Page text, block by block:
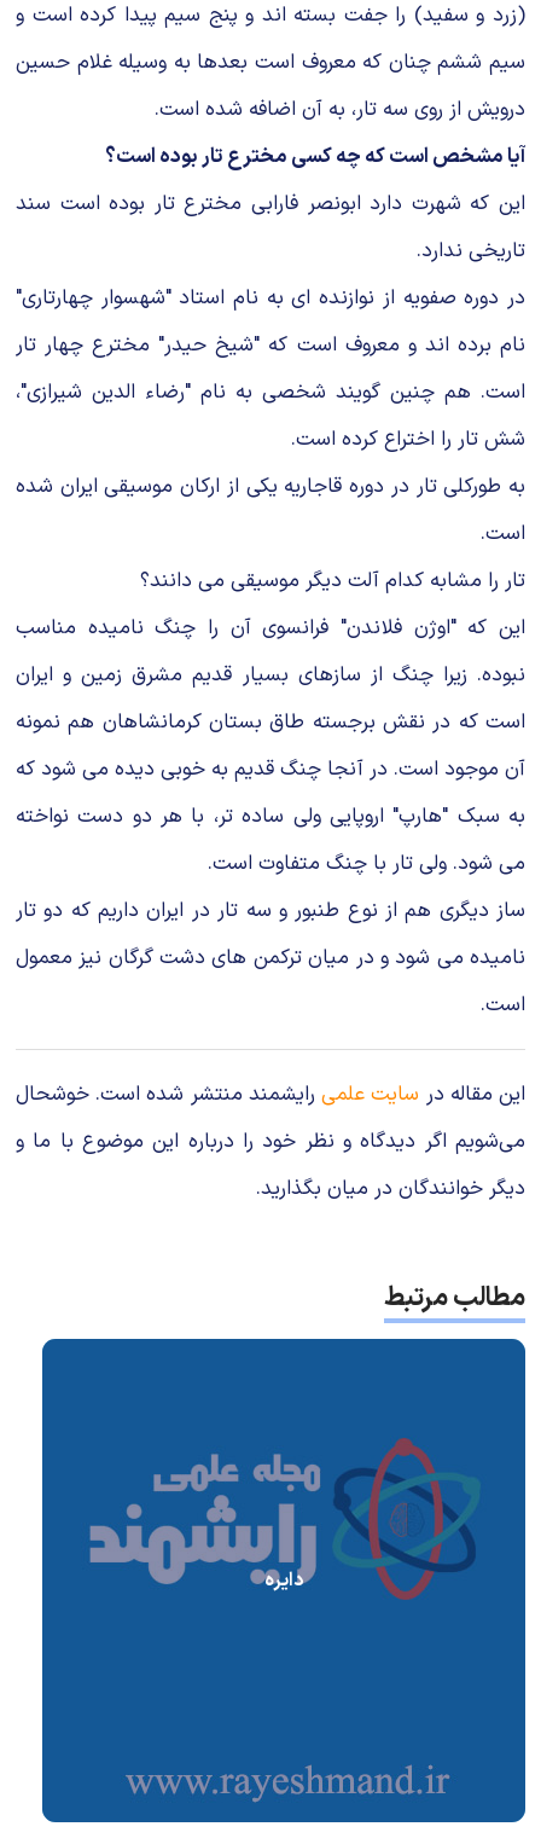
(زرد و سفید) را جفت بسته اند و پنج سیم پیدا کرده است و
سیم ششم چنان که معروف است بعدها به وسیله غلام حسین
درویش از روی سه تار، به آن اضافه شده است.
آیا مشخص است که چه کسی مخترع تار بوده است؟
این که شهرت دارد ابونصر فارابی مخترع تار بوده است سند
تاریخی ندارد.
در دوره صفویه از نوازنده ای به نام استاد "شهسوار چهارتاری"
نام برده اند و معروف است که "شیخ حیدر" مخترع چهار تار
است. هم چنین گویند شخصی به نام "رضاء الدین شیرازی"،
شش تار را اختراع کرده است.
به طورکلی تار در دوره قاجاریه یکی از ارکان موسیقی ایران شده
است.
تار را مشابه کدام آلت دیگر موسیقی می دانند؟
این که "اوژن فلاندن" فرانسوی آن را چنگ نامیده مناسب
نبوده. زیرا چنگ از سازهای بسیار قدیم مشرق زمین و ایران
است که در نقش برجسته طاق بستان کرمانشاهان هم نمونه
آن موجود است. در آنجا چنگ قدیم به خوبی دیده می شود که
به سبک "هارپ" اروپایی ولی ساده تر، با هر دو دست نواخته
می شود. ولی تار با چنگ متفاوت است.
ساز دیگری هم از نوع طنبور و سه تار در ایران داریم که دو تار
نامیده می شود و در میان ترکمن های دشت گرگان نیز معمول
است.
این مقاله در سایت علمیرایشمند منتشر شده است. خوشحال
می‌شویم اگر دیدگاه و نظر خود را درباره این موضوع با ما و
دیگر خوانندگان در میان بگذارید.
مطالب مرتبط
دایره